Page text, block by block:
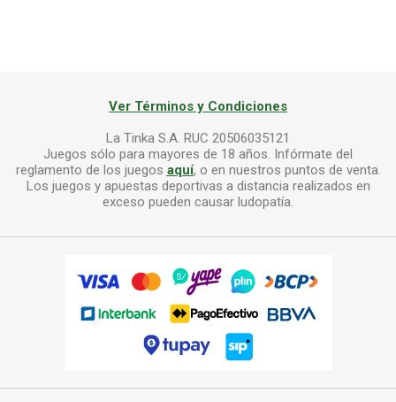
Ver Términos y Condiciones
La Tinka S.A. RUC 20506035121
Juegos sólo para mayores de 18 años. Infórmate del
reglamento de los juegos aquí, o en nuestros puntos de venta.
Los juegos y apuestas deportivas a distancia realizados en
exceso pueden causar ludopatía.